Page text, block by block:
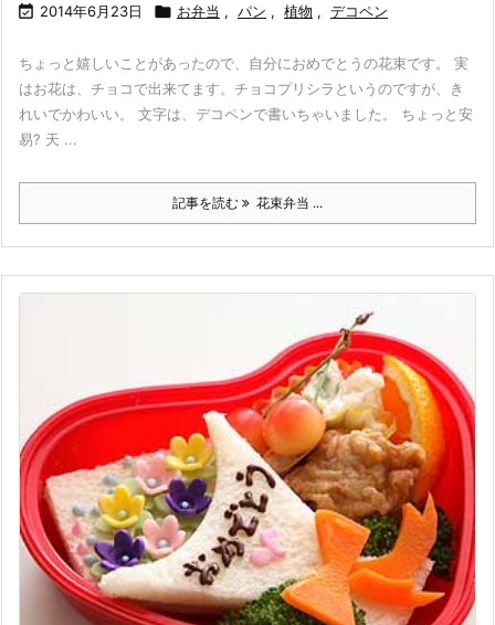
 2014年6月23日  お弁当 , パン , 植物 , デコペン
ちょっと嬉しいことがあったので、自分におめでとうの花束です。 実
はお花は、チョコで出来てます。チョコプリシラというのですが、き
れいでかわいい。 文字は、デコペンで書いちゃいました。 ちょっと安
易? 天 ...
記事を読む 花束弁当 ...